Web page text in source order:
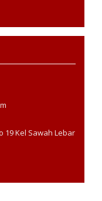
Kel Sawah Lebar